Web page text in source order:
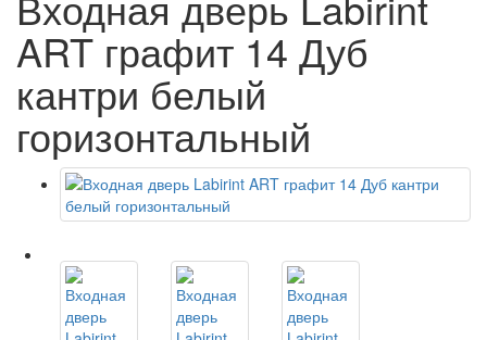
ART графит 14 Дуб
кантри белый
горизонтальный